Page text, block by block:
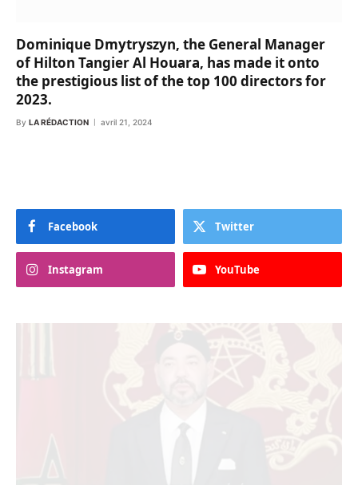
Dominique Dmytryszyn, the General Manager
of Hilton Tangier Al Houara, has made it onto
the prestigious list of the top 100 directors for
2023.
By LA RÉDACTION avril 21, 2024
Facebook Twitter
Instagram YouTube